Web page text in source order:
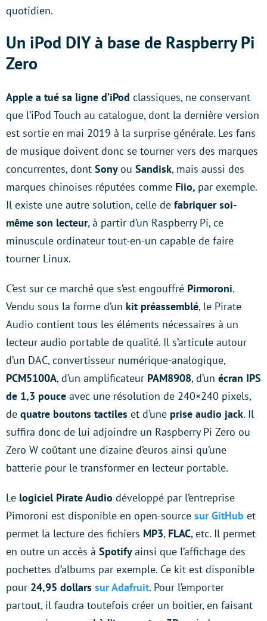
quotidien.
Un iPod DIY à base de Raspberry Pi
Zero
Apple a tué sa ligne d’iPod classiques, ne conservant
que l’iPod Touch au catalogue, dont la dernière version
est sortie en mai 2019 à la surprise générale. Les fans
de musique doivent donc se tourner vers des marques
concurrentes, dont Sonyou Sandisk, mais aussi des
marques chinoises réputées comme Fiio, par exemple.
Il existe une autre solution, celle de fabriquer soi-
même son lecteur, à partir d’un Raspberry Pi, ce
minuscule ordinateur tout-en-un capable de faire
tourner Linux.
C’est sur ce marché que s’est engouffré Pirmoroni.
Vendu sous la forme d’un kit préassemblé, le Pirate
Audio contient tous les éléments nécessaires à un
lecteur audio portable de qualité. Il s’articule autour
d’un DAC, convertisseur numérique-analogique,
PCM5100A, d’un amplificateur PAM8908, d’un écran IPS
de 1,3 pouce avec une résolution de 240×240 pixels,
de quatre boutons tactiles et d’une prise audio jack. Il
suffira donc de lui adjoindre un Raspberry Pi Zero ou
Zero W coûtant une dizaine d’euros ainsi qu’une
batterie pour le transformer en lecteur portable.
Le logiciel Pirate Audio développé par l’entreprise
Pimoroni est disponible en open-source sur GitHub et
permet la lecture des fichiers MP3, FLAC, etc. Il permet
en outre un accès à Spotifyainsi que l’affichage des
pochettes d’albums par exemple. Ce kit est disponible
pour 24,95 dollars sur Adafruit. Pour l’emporter
partout, il faudra toutefois créer un boitier, en faisant